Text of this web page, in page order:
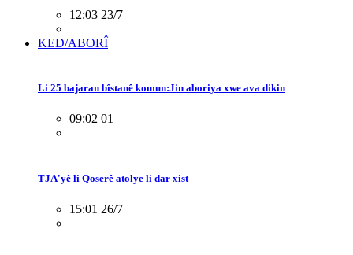
12:03 23/7
KED/ABORÎ
Li 25 bajaran bîstanê komun:Jin aboriya xwe ava dikin
09:02 01
TJA'yê li Qoserê atolye li dar xist
15:01 26/7